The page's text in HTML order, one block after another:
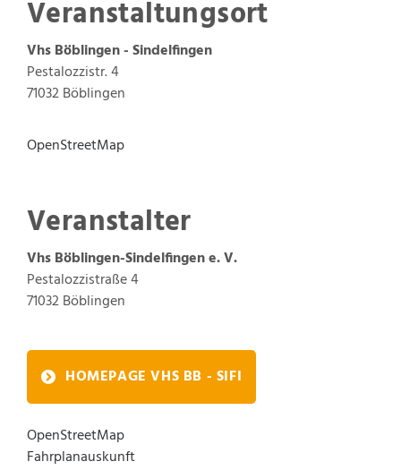
Veranstaltungsort
Vhs Böblingen - Sindelfingen
Pestalozzistr. 4
71032 Böblingen
OpenStreetMap
Veranstalter
Vhs Böblingen-Sindelfingen e. V.
Pestalozzistraße 4
71032Böblingen
OpenStreetMap
Fahrplanauskunft
HOMEPAGE VHS BB - SIFI